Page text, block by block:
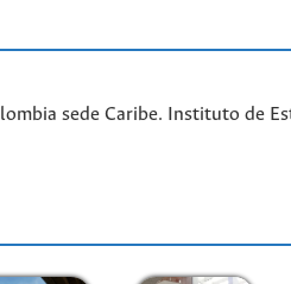
sede Caribe. Instituto de